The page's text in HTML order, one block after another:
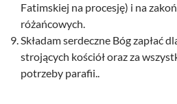
Fatimskiej na procesję) i na
różańcowych.
Składam serdeczne Bóg zapłać
strojących kościół oraz za
potrzeby parafii..